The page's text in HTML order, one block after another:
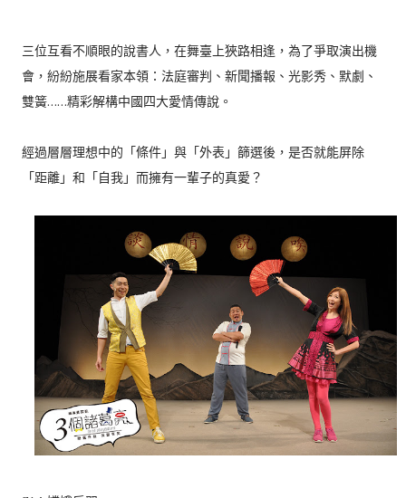
三位互看不順眼的說書人，在舞臺上狹路相逢，為了爭取演出機
會，紛紛施展看家本領：法庭審判、新聞播報、光影秀、默劇、
雙簧……精彩解構中國四大愛情傳說。
經過層層理想中的「條件」與「外表」篩選後，是否就能屏除
「距離」和「自我」而擁有一輩子的真愛？